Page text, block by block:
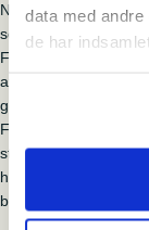
data med
de har
Nyt er også et lille
selv. Skabet var
Frellos hus i
af Kim Hamborg (og
gennemset og
Frellomaleri, som
stilleben med melon,
hollandske
blev reddet fra